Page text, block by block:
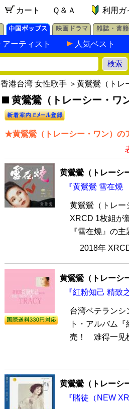
カート Ｑ＆Ａ 利用ガ
アーティスト 人気ベスト
香港台湾 女性歌手 ＞黄鶯鶯（トレ
黄鶯鶯（トレーシー・ワ
★黄鶯鶯（トレーシー・ワン）の
黄鶯鶯（トレーシ
『黄鶯鶯 雪在燒
黄鶯鶯（トレー
XRCD 1枚組が
『雪在燒』の
2018年
黄鶯鶯（トレーシ
『紅粉知己 精致
台湾ベテランシ
ト・アルバム
売！ 难得一见
黄鶯鶯（トレーシ
『賭徒（NEW